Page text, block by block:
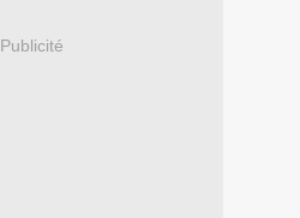
Publicité